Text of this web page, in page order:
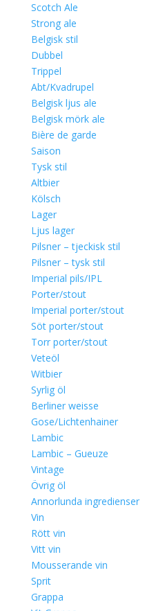
Scotch Ale
Strong ale
Belgisk stil
Dubbel
Trippel
Abt/Kvadrupel
Belgisk ljus ale
Belgisk mörk ale
Bière de garde
Saison
Tysk stil
Altbier
Kölsch
Lager
Ljus lager
Pilsner – tjeckisk stil
Pilsner – tysk stil
Imperial pils/IPL
Porter/stout
Imperial porter/stout
Söt porter/stout
Torr porter/stout
Veteöl
Witbier
Syrlig öl
Berliner weisse
Gose/Lichtenhainer
Lambic
Lambic – Gueuze
Vintage
Övrig öl
Annorlunda ingredienser
Vin
Rött vin
Vitt vin
Mousserande vin
Sprit
Grappa